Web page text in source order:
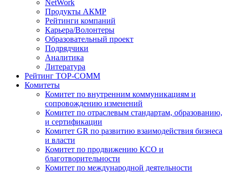
NetWork
Продукты АКМР
Рейтинги компаний
Карьера/Волонтеры
Образовательный проект
Подрядчики
Аналитика
Литература
Рейтинг TOP-COMM
Комитеты
Комитет по внутренним коммуникациям и
сопровождению изменений
Комитет по отраслевым стандартам, образованию,
и сертификации
Комитет GR по развитию взаимодействия бизнеса
и власти
Комитет по продвижению КСО и
благотворительности
Комитет по международной деятельности